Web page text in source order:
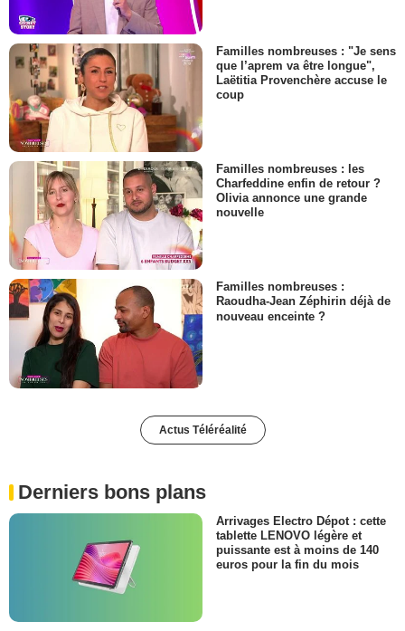
Familles nombreuses : "Je sens
que l’aprem va être longue",
Laëtitia Provenchère accuse le
coup
Familles nombreuses : les
Charfeddine enfin de retour ?
Olivia annonce une grande
nouvelle
Familles nombreuses :
Raoudha-Jean Zéphirin déjà de
nouveau enceinte ?
Actus Téléréalité
Derniers bons plans
Arrivages Electro Dépot : cette
tablette LENOVO légère et
puissante est à moins de 140
euros pour la fin du mois